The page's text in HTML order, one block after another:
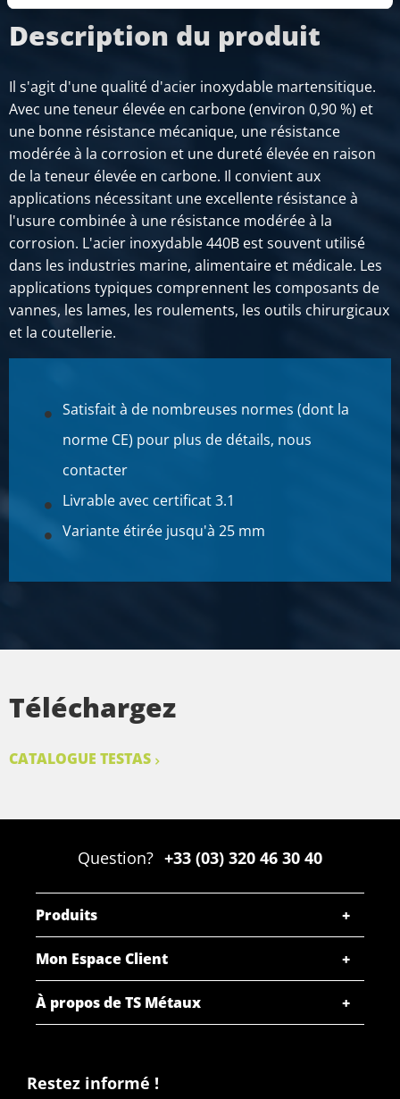
Description du produit
Il s'agit d'une qualité d'acier inoxydable martensitique.
Avec une teneur élevée en carbone (environ 0,90 %) et
une bonne résistance mécanique, une résistance
modérée à la corrosion et une dureté élevée en raison
de la teneur élevée en carbone. Il convient aux
applications nécessitant une excellente résistance à
l'usure combinée à une résistance modérée à la
corrosion. L'acier inoxydable 440B est souvent utilisé
dans les industries marine, alimentaire et médicale. Les
applications typiques comprennent les composants de
vannes, les lames, les roulements, les outils chirurgicaux
et la coutellerie.
Satisfait à de nombreuses normes (dont la
norme CE) pour plus de détails, nous
contacter
Livrable avec certificat 3.1
Variante étirée jusqu'à 25 mm
Téléchargez
CATALOGUE TESTAS
Question? +33 (03) 320 46 30 40
Produits
Mon Espace Client
À propos de TS Métaux
Restez informé !